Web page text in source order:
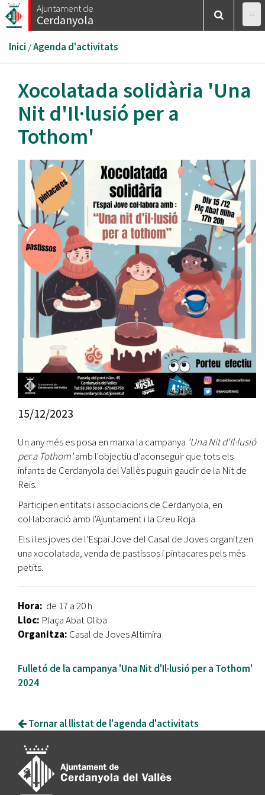
Vés
al
Ajuntament de
Cerdanyola
Esteu
aquí
Inici /Agenda d'activitats
Xocolatada solidària 'Una
Nit d'Il·lusió per a
Tothom'
15/12/2023
Un any més es posa en marxa la campanya 'Una Nit d'Il·lusió
per a Tothom'amb l'objectiu d'aconseguir que tots els
infants de Cerdanyola del Vallès puguin gaudir de la Nit de
Reis.
Participen entitats i associacions de Cerdanyola, en
col·laboració amb l'Ajuntament i la Creu Roja.
Els i les joves de l'Espai Jove del Casal de Joves organitzen
una xocolatada, venda de pastissos i pintacares pels més
petits.
Hora: de 17 a 20 h
Lloc: Plaça Abat Oliba
Organitza: Casal de Joves Altimira
Fulletó de la campanya 'Una Nit d'Il·lusió per a Tothom'
2024
Tornar al llistat de l'agenda d'activitats